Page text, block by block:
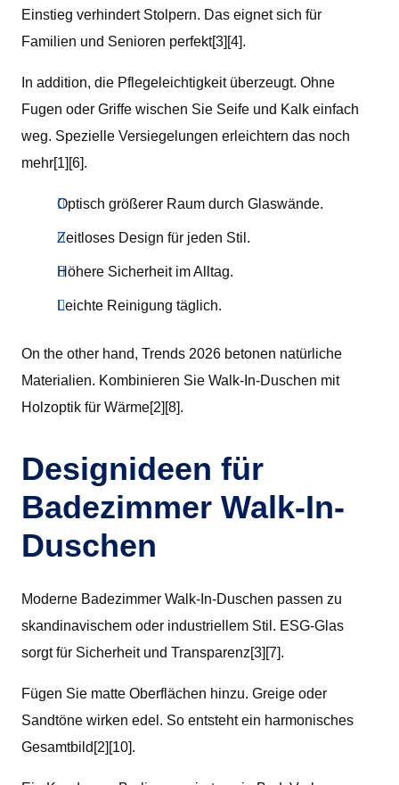
Einstieg verhindert Stolpern. Das eignet sich für
Familien und Senioren perfekt[3][4].
In addition, die Pflegeleichtigkeit überzeugt. Ohne
Fugen oder Griffe wischen Sie Seife und Kalk einfach
weg. Spezielle Versiegelungen erleichtern das noch
mehr[1][6].
Optisch größerer Raum durch Glaswände.
Zeitloses Design für jeden Stil.
Höhere Sicherheit im Alltag.
Leichte Reinigung täglich.
On the other hand, Trends 2026 betonen natürliche
Materialien. Kombinieren Sie Walk-In-Duschen mit
Holzoptik für Wärme[2][8].
Designideen für
Badezimmer Walk-In-
Duschen
Moderne Badezimmer Walk-In-Duschen passen zu
skandinavischem oder industriellem Stil. ESG-Glas
sorgt für Sicherheit und Transparenz[3][7].
Fügen Sie matte Oberflächen hinzu. Greige oder
Sandtöne wirken edel. So entsteht ein harmonisches
Gesamtbild[2][10].